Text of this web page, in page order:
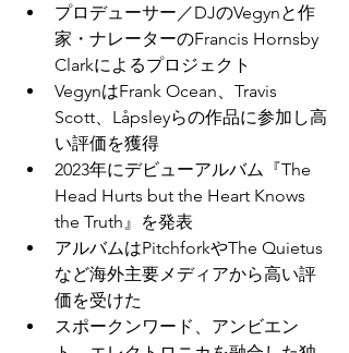
プロデューサー／DJのVegynと作
家・ナレーターのFrancis Hornsby
Clarkによるプロジェクト
VegynはFrank Ocean、Travis
Scott、Låpsleyらの作品に参加し高
い評価を獲得
2023年にデビューアルバム『The
Head Hurts but the Heart Knows
the Truth』を発表
アルバムはPitchforkやThe Quietus
など海外主要メディアから高い評
価を受けた
スポークンワード、アンビエン